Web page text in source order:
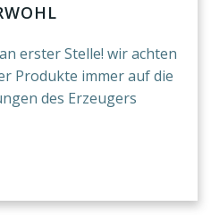
erster Stelle! wir achten
Produkte immer auf die
des Erzeugers